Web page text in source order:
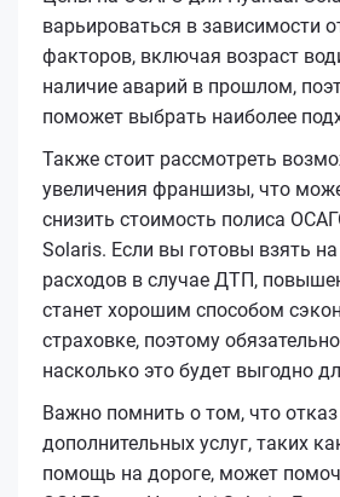
варьироваться в зависимости
факторов, включая возраст
наличие аварий в прошлом,
поможет выбрать наиболее
Также стоит рассмотреть
увеличения франшизы, что
снизить стоимость полиса
Solaris. Если вы готовы взять на
расходов в случае ДТП,
станет хорошим способом
страховке, поэтому
насколько это будет выгодно
Важно помнить о том, что
дополнительных услуг, таких
помощь на дороге, может